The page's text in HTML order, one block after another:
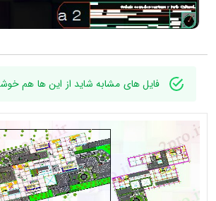
فایل های مشابه شاید از این ها هم